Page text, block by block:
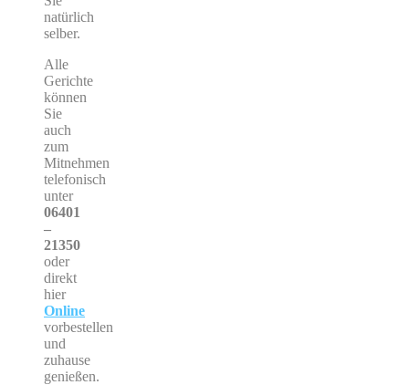
natürlich
selber.
Alle
Gerichte
können
Sie
auch
zum
Mitnehmen
telefonisch
unter
06401
–
21350
oder
direkt
hier
Online
vorbestellen
und
zuhause
genießen.